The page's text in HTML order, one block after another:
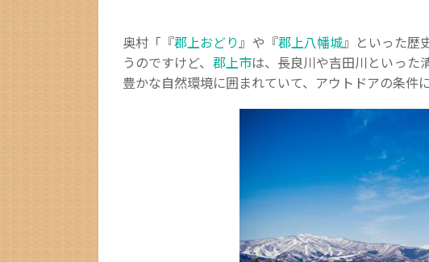
奥村「『郡上おどり』や『郡上八幡城』といった歴
うのですけど、 郡上市は、長良川や吉田川といった
豊かな自然環境に囲まれていて、アウトドアの条件